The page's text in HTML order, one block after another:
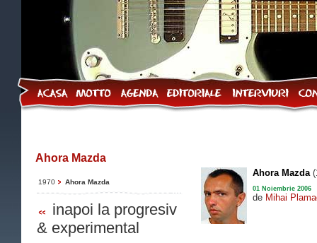
Ahora Mazda
1970 Ahora Mazda
inapoi la progresiv
& experimental
Ahora Mazda
01 Noiembrie 2006
de Mihai